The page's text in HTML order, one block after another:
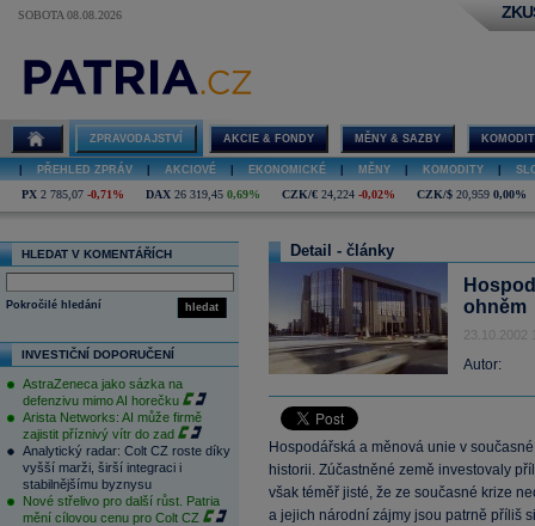
SOBOTA 08.08.2026
ZPRAVODAJSTVÍ AKCIE & FONDY MĚNY & SAZBY
PŘEHLED ZPRÁV AKCIOVÉ EKONOMICKÉ MĚNY KOMODITY
PX 2 785,07 -0,71% DAX 26 319,45 0,69% CZK/€ 24,224 -0,02% CZK/$ 20,959 0,00%
HLEDAT V KOMENTÁŘÍCH
hledat
Pokročilé hledání
INVESTIČNÍ DOPORUČENÍ
AstraZeneca jako sázka na
defenzivu mimo AI horečku
Arista Networks: AI může firmě
zajistit příznivý vítr do zad
Analytický radar: Colt CZ roste díky
vyšší marži, širší integraci i
stabilnějšímu byznysu
Nové střelivo pro další růst. Patria
mění cílovou cenu pro Colt CZ
Detail - články
ohněm
23.10.2002
Autor:
Hospodářská a měnová unie v
historii. Zúčastněné země investovaly
však téměř jisté, že ze současné krize
a jejich národní zájmy jsou patrně příliš